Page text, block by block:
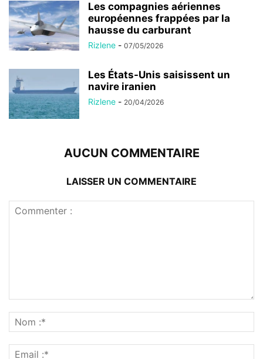
Les compagnies aériennes
européennes frappées par la
hausse du carburant
Rizlene - 07/05/2026
Les États-Unis saisissent un
navire iranien
Rizlene - 20/04/2026
AUCUN COMMENTAIRE
LAISSER UN COMMENTAIRE